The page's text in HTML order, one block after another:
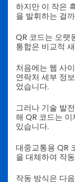
하지만 이 작은
을 발휘하는 걸
QR 코드는 오랫
통합은 비교적
처음에는 웹 사
연락처 세부 정
었습니다.
그러나 기술 발
해 QR 코드는
있습니다.
대중교통용 QR
을 대체하여 작
작동 방식은 다